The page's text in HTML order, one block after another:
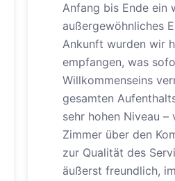
Anfang bis Ende ein
außergewöhnliches
Ankunft wurden wir
empfangen, was
Willkommenseins
gesamten
sehr hohen Niveau
Zimmer über den
zur Qualität des
äußerst freundlich,